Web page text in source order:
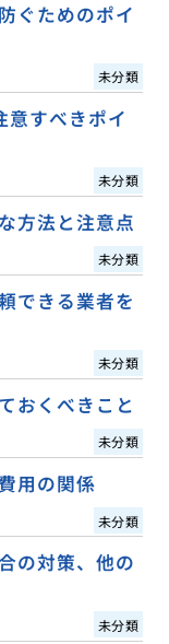
ぐためのポイ
未分類
意すべきポイ
未分類
方法と注意点
未分類
できる業者を
未分類
おくべきこと
未分類
用の関係
未分類
の対策、他の
未分類